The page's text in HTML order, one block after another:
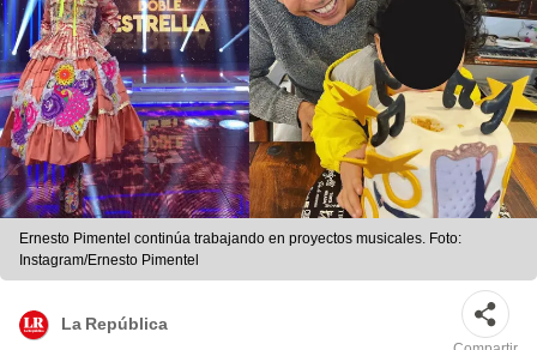
Ernesto Pimentel continúa trabajando en proyectos musicales. Foto:
Instagram/Ernesto Pimentel
La República